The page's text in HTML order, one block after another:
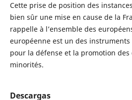
Cette prise de position des
bien sûr une mise en cause de la
rappelle à l’ensemble des
européenne est un des
pour la défense et la promotion des
minorités.
Descargas